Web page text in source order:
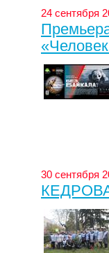
24 сентября
30 сентября